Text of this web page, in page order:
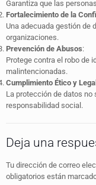
Garantiza que las
Fortalecimiento de la
Una adecuada gestión de
organizaciones.
Prevención de Abusos:
Protege contra el robo de
malintencionadas.
Cumplimiento Ético y
La protección de datos no
responsabilidad social.
Deja una
Tu dirección de correo
obligatorios están